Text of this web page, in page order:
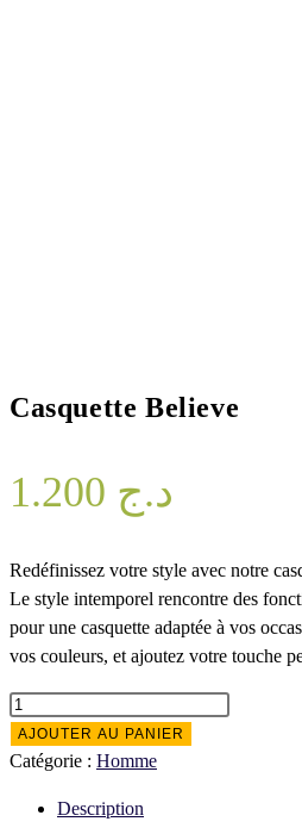
Casquette Believe
د.ج
Redéfinissez votre style avec notre
Le style intemporel rencontre des
pour une casquette adaptée à vos
vos couleurs, et ajoutez votre touche
quantité
de
Casquette
AJOUTER AU PANIER
Catégorie : Homme
Description